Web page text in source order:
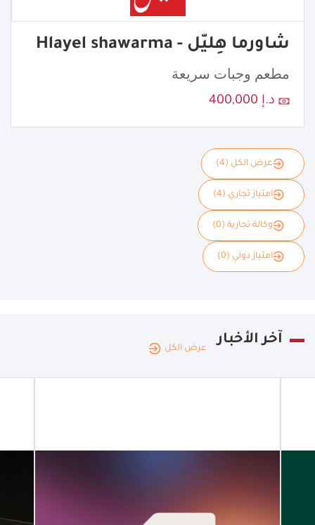
شاورما هِليّل - Hlayel shawarma
مطعم وجبات سريعة
د.إ 400,000
عرض الكل (4)
امتياز تجاري (4)
وكالة تجارية (0)
امتياز دولي (0)
آخر الأخبار
عرض الكل
توسيع نطاق
حلول الدفع
المخصّصة
للشركات